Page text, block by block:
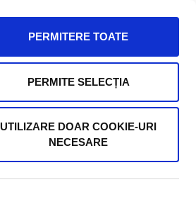
PERMITERE TOATE
PERMITE SELECȚIA
UTILIZARE DOAR COOKIE-URI
NECESARE